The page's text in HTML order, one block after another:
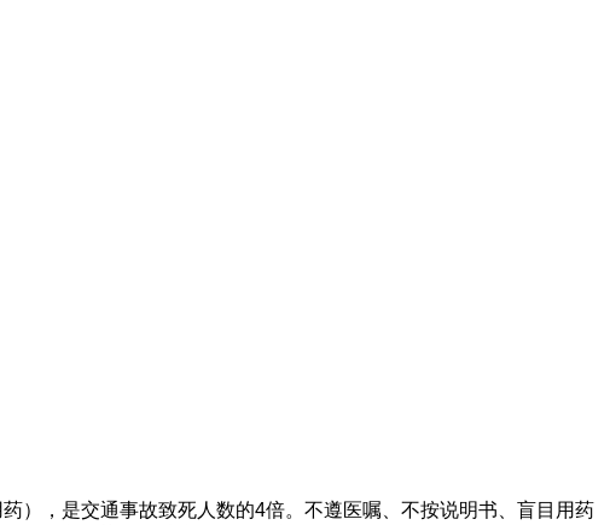
），是交通事故致死人数的4倍。不遵医嘱、不按说明书、盲目用药